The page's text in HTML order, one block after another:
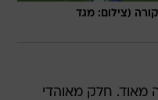
(צילום: מגד
מאוד. חלק מאוהדי